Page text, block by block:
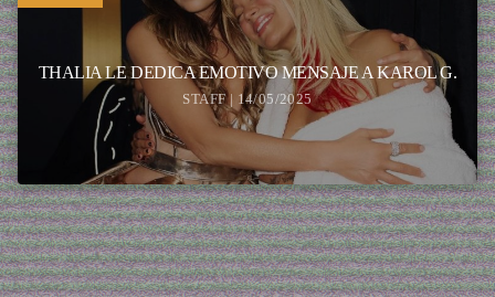
THALIA LE DEDICA EMOTIVO MENSAJE A KAROL G.
STAFF | 14/05/2025